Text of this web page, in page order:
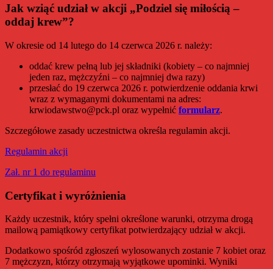
2026
Jak wziąć udział w akcji „Podziel się miłością –
oddaj krew”?
W okresie od 14 lutego do 14 czerwca 2026 r. należy:
oddać krew pełną lub jej składniki (kobiety – co najmniej
jeden raz, mężczyźni – co najmniej dwa razy)
przesłać do 19 czerwca 2026 r. potwierdzenie oddania krwi
wraz z wymaganymi dokumentami na adres:
krwiodawstwo@pck.pl oraz wypełnić formularz.
Szczegółowe zasady uczestnictwa określa regulamin akcji.
Regulamin akcji
Zał. nr 1 do regulaminu
Certyfikat i wyróżnienia
Każdy uczestnik, który spełni określone warunki, otrzyma drogą
mailową pamiątkowy certyfikat potwierdzający udział w akcji.
Dodatkowo spośród zgłoszeń wylosowanych zostanie 7 kobiet oraz
7 mężczyzn, którzy otrzymają wyjątkowe upominki. Wyniki